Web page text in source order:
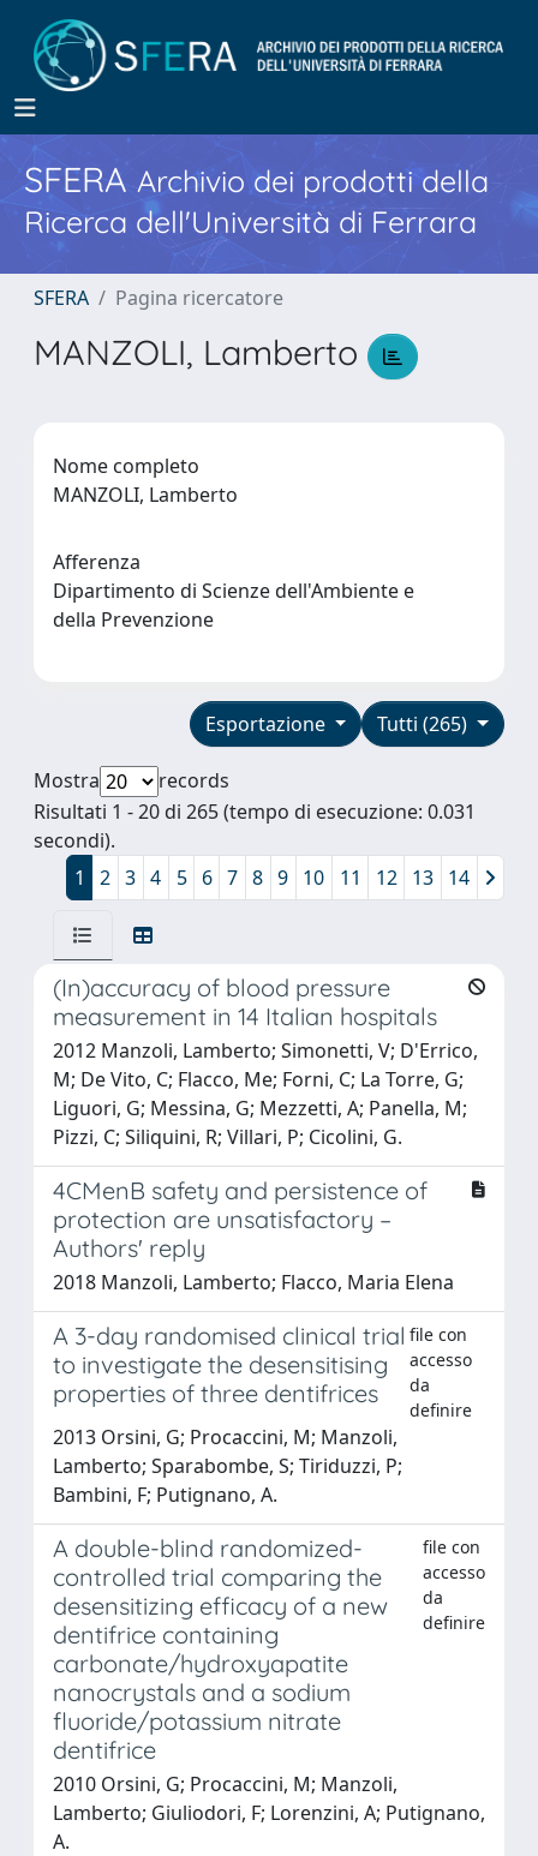
SFERA Archivio dei prodotti della
Ricerca dell'Università di Ferrara
SFERA Pagina ricercatore
MANZOLI, Lamberto
Nome completo
MANZOLI, Lamberto
Afferenza
Dipartimento di Scienze dell'Ambiente e
della Prevenzione
Tutti (265)
Esportazione
Mostra
records
Risultati 1 - 20 di 265 (tempo di esecuzione: 0.031
secondi).
1
2 3 4 5 6 7 8 9 10 11 12 13 14
(In)accuracy of blood pressure
measurement in 14 Italian hospitals
2012 Manzoli, Lamberto; Simonetti, V; D'Errico,
M; De Vito, C; Flacco, Me; Forni, C; La Torre, G;
Liguori, G; Messina, G; Mezzetti, A; Panella, M;
Pizzi, C; Siliquini, R; Villari, P; Cicolini, G.
4CMenB safety and persistence of
protection are unsatisfactory –
Authors' reply
2018 Manzoli, Lamberto; Flacco, Maria Elena
A 3-day randomised clinical trial
to investigate the desensitising
properties of three dentifrices
file con
accesso
da
definire
2013 Orsini, G; Procaccini, M; Manzoli,
Lamberto; Sparabombe, S; Tiriduzzi, P;
Bambini, F; Putignano, A.
A double-blind randomized-
controlled trial comparing the
desensitizing efficacy of a new
dentifrice containing
carbonate/hydroxyapatite
nanocrystals and a sodium
fluoride/potassium nitrate
dentifrice
file con
accesso
da
definire
2010 Orsini, G; Procaccini, M; Manzoli,
Lamberto; Giuliodori, F; Lorenzini, A; Putignano,
A.